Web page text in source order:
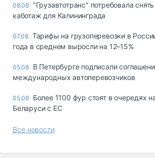
08.08 "Грузавтотранс" потребовала
каботаж для Калининграда
07.08 Тарифы на грузоперевозки в
года в среднем выросли на 12–15%
05.08 В Петербурге подписали
международных автоперевозчиков
05.08 Более 1100 фур стоят в очередях
Беларуси с ЕС
Все новости